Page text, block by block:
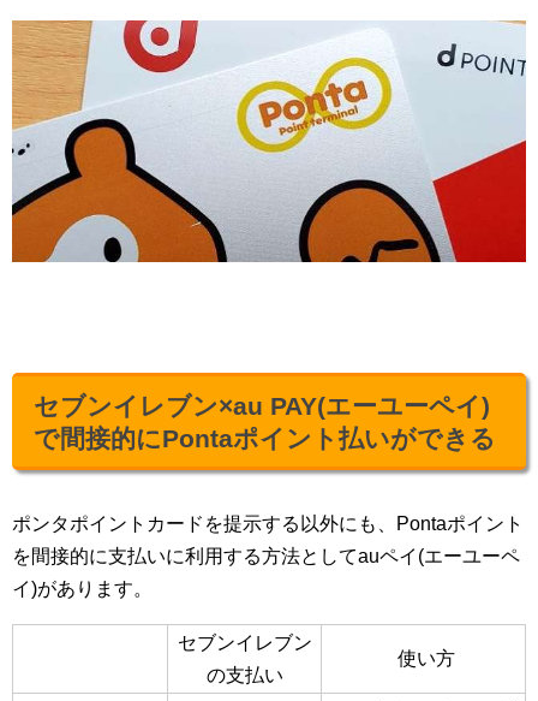
セブンイレブン×au PAY(エーユーペイ)
で間接的にPontaポイント払いができる
ポンタポイントカードを提示する以外にも、Pontaポイント
を間接的に支払いに利用する方法としてauペイ(エーユーペ
イ)があります。
セブンイレブン
の支払い
使い方